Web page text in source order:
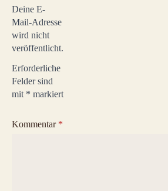
Deine E-
Mail-Adresse
wird nicht
veröffentlicht.
Erforderliche
Felder sind
mit * markiert
Kommentar *